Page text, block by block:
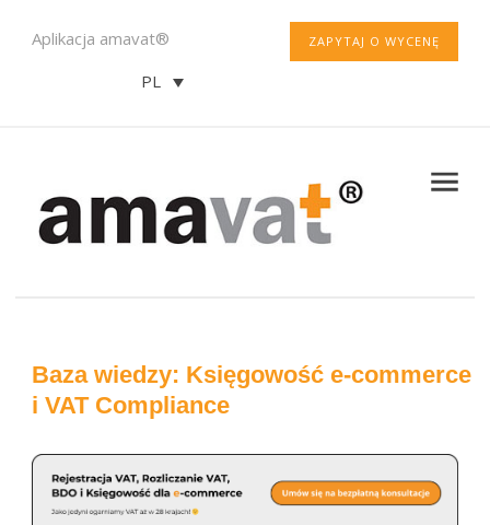
ZAPYTAJ O WYCENĘ
Aplikacja amavat®
PL
Baza wiedzy: Księgowość e-commerce
i VAT Compliance